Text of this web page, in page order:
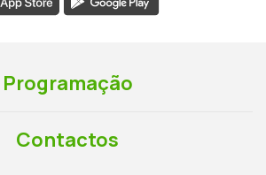
Programação
Contactos